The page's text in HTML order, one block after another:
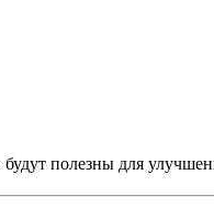
полезны для